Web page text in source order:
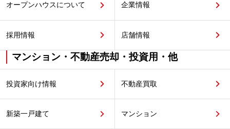
オープンハウスについて 企業情報
採用情報 店舗情報
マンション・不動産売却・投資用・他
投資家向け情報 不動産買取
新築一戸建て マンション